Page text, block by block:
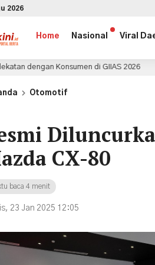
2026
Home Nasional Viral
di GIIAS 2026 12 jam lalu ICX
Otomotif
CX-80
baca 4 menit
23 Jan 2025 12:05